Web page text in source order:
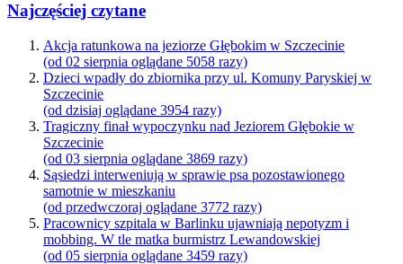
Najczęściej czytane
Akcja ratunkowa na jeziorze Głębokim w Szczecinie
(od 02 sierpnia oglądane 5058 razy)
Dzieci wpadły do zbiornika przy ul. Komuny Paryskiej w
Szczecinie
(od dzisiaj oglądane 3954 razy)
Tragiczny finał wypoczynku nad Jeziorem Głębokie w
Szczecinie
(od 03 sierpnia oglądane 3869 razy)
Sąsiedzi interweniują w sprawie psa pozostawionego
samotnie w mieszkaniu
(od przedwczoraj oglądane 3772 razy)
Pracownicy szpitala w Barlinku ujawniają nepotyzm i
mobbing. W tle matka burmistrz Lewandowskiej
(od 05 sierpnia oglądane 3459 razy)